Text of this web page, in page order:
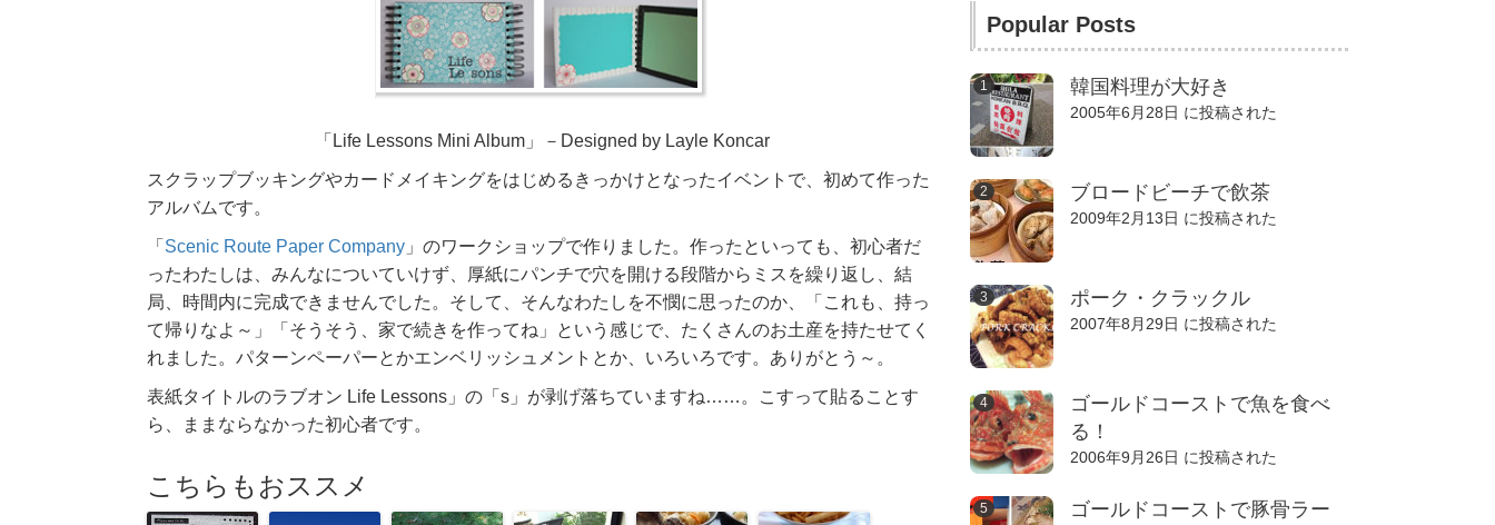
「Life Lessons Mini Album」－Designed by Layle Koncar
スクラップブッキングやカードメイキングをはじめるきっかけとなったイベントで、初めて作った
アルバムです。
「 Scenic Route Paper Company 」のワークショップで作りました。作ったといっても、初心者だ
ったわたしは、みんなについていけず、厚紙にパンチで穴を開ける段階からミスを繰り返し、結
局、時間内に完成できませんでした。そして、そんなわたしを不憫に思ったのか、「これも、持っ
て帰りなよ～」「そうそう、家で続きを作ってね」という感じで、たくさんのお土産を持たせてく
れました。パターンペーパーとかエンベリッシュメントとか、いろいろです。ありがとう～。
表紙タイトルのラブオン Life Lessons」の「s」が剥げ落ちていますね……。こすって貼ることす
ら、ままならなかった初心者です。
こちらもおススメ
Popular Posts
韓国料理が大好き
2005年6月28日 に投稿された
ブロードビーチで飲茶
2009年2月13日 に投稿された
ポーク・クラックル
2007年8月29日 に投稿された
ゴールドコーストで魚を食べ
る！
2006年9月26日 に投稿された
ゴールドコーストで豚骨ラー